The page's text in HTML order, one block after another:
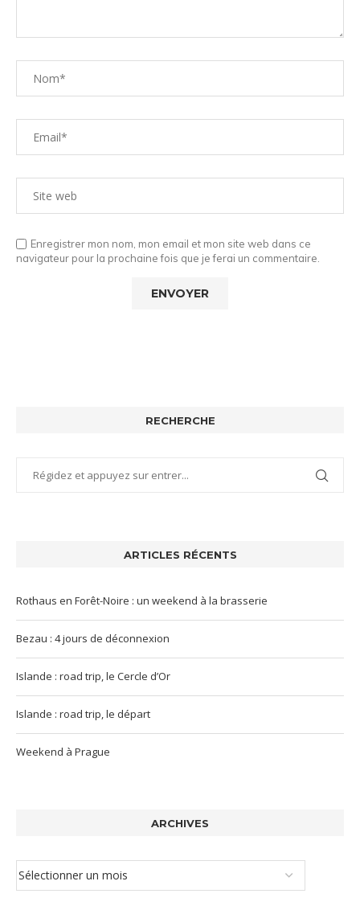
Enregistrer mon nom, mon email et mon site web dans ce
navigateur pour la prochaine fois que je ferai un commentaire.
RECHERCHE
ARTICLES RÉCENTS
Rothaus en Forêt-Noire : un weekend à la brasserie
Bezau : 4 jours de déconnexion
Islande : road trip, le Cercle d’Or
Islande : road trip, le départ
Weekend à Prague
ARCHIVES